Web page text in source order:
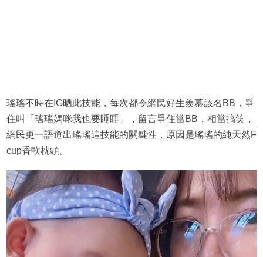
瑤瑤不時在IG晒此技能，每次都令網民好生羨慕該名BB，爭
住叫「瑤瑤媽咪我也要睡睡」，留言爭住當BB，相當搞笑，
網民更一語道出瑤瑤這技能的關鍵性，原因是瑤瑤的純天然F
cup香軟枕頭。